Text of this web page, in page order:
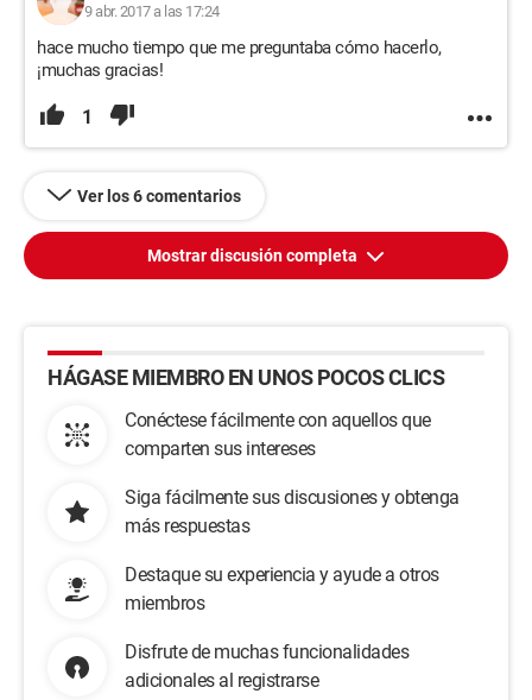
9 abr. 2017 a las 17:24
hace mucho tiempo que me preguntaba cómo hacerlo,
¡muchas gracias!
1
Ver los 6 comentarios
Mostrar discusión completa
HÁGASE MIEMBRO EN UNOS POCOS CLICS
Conéctese fácilmente con aquellos que
comparten sus intereses
Siga fácilmente sus discusiones y obtenga
más respuestas
Destaque su experiencia y ayude a otros
miembros
Disfrute de muchas funcionalidades
adicionales al registrarse